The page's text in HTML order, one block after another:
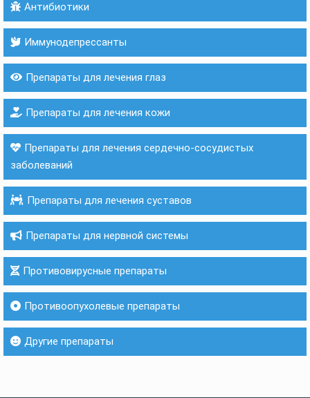
Антибиотики
Иммунодепрессанты
Препараты для лечения глаз
Препараты для лечения кожи
Препараты для лечения сердечно-сосудистых
заболеваний
Препараты для лечения суставов
Препараты для нервной системы
Противовирусные препараты
Противоопухолевые препараты
Другие препараты